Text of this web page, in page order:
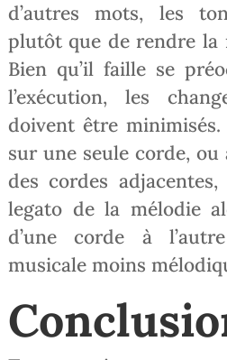
d’autres mots, les
plutôt que de rendre la
Bien qu’il faille se
l’exécution, les
doivent être
sur une seule corde,
des cordes
legato de la mélodie
d’une corde à
musicale moins